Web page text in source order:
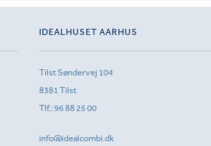
IDEALHUSET AARHUS
Tilst Søndervej 104
8381 Tilst
Tlf.:96 88 25 00
info@idealcombi.dk